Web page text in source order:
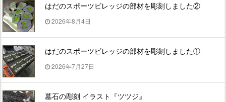
はだのスポーツビレッジの部材を彫刻しました②
2026年8月4日
はだのスポーツビレッジの部材を彫刻しました①
2026年7月27日
墓石の彫刻 イラスト『ツツジ』